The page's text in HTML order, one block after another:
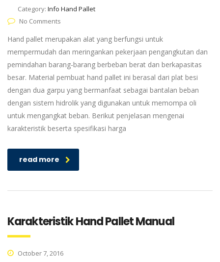
Category: Info Hand Pallet
No Comments
Hand pallet merupakan alat yang berfungsi untuk
mempermudah dan meringankan pekerjaan pengangkutan dan
pemindahan barang-barang berbeban berat dan berkapasitas
besar. Material pembuat hand pallet ini berasal dari plat besi
dengan dua garpu yang bermanfaat sebagai bantalan beban
dengan sistem hidrolik yang digunakan untuk memompa oli
untuk mengangkat beban. Berikut penjelasan mengenai
karakteristik beserta spesifikasi harga
read more
Karakteristik Hand Pallet Manual
October 7, 2016